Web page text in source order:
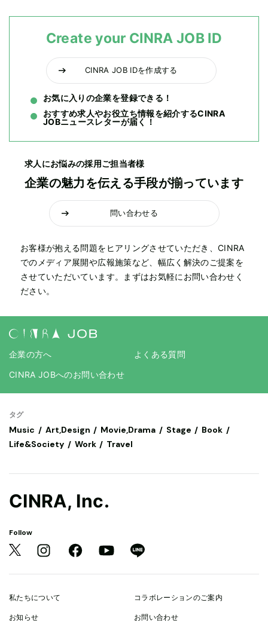
Create your CINRA JOB ID
CINRA JOB IDを作成する
お気に入りの企業を登録できる！
おすすめ求人やお役立ち情報を紹介するCINRA
JOBニュースレターが届く！
求人にお悩みの採用ご担当者様
企業の魅力を伝える手段が揃っています
問い合わせる
お客様が抱える問題をヒアリングさせていただき、CINRA
でのメディア展開や広報施策など、幅広く解決のご提案を
させていただいています。まずはお気軽にお問い合わせく
ださい。
企業の方へ
よくある質問
CINRA JOBへのお問い合わせ
タグ
Music Art,Design Movie,Drama Stage
Book
Life&Society
Work Travel
CINRA, Inc.
Follow
私たちについて コラボレーションのご案内
お知らせ お問い合わせ